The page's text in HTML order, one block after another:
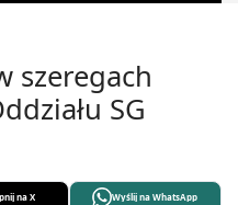
szeregach
SG
na X Wyślij na WhatsApp